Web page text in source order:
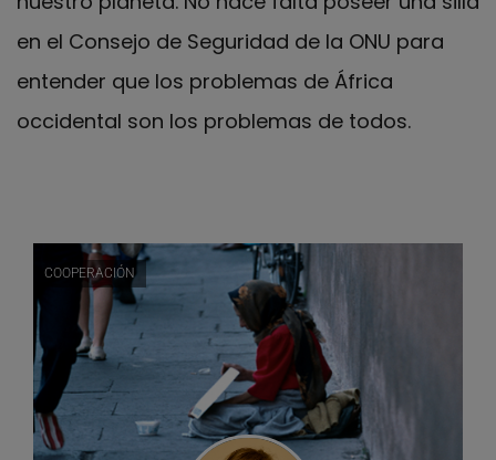
en el Consejo de Seguridad de la ONU para
entender que los problemas de África
occidental son los problemas de todos.
COOPERACIÓN